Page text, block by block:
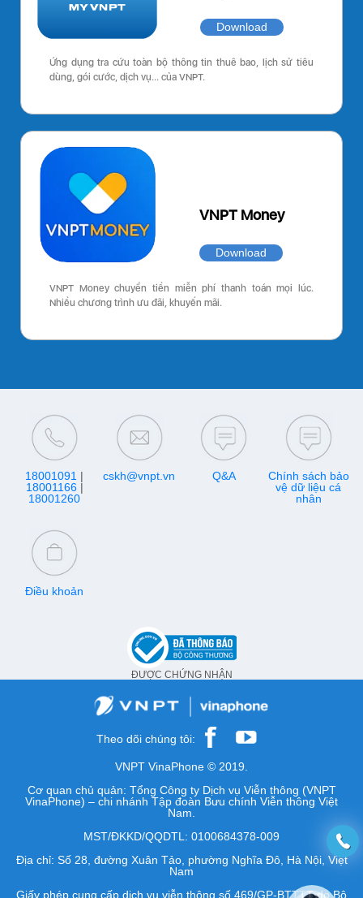
Download
Ứng dụng tra cứu toàn bộ thông tin thuê bao, lịch sử tiêu
dùng, gói cước, dịch vụ… của VNPT.
VNPT Money
Download
VNPT Money chuyển tiền miễn phí thanh toán mọi lúc.
Nhiều chương trình ưu đãi, khuyến mãi.
18001091 |
18001166|
18001260
cskh@vnpt.vn Q&A
Chính sách bảo
vệ dữ liệu cá
nhân
Điều khoản
ĐƯỢC CHỨNG NHẬN
Theo dõi chúng tôi:
VNPT VinaPhone © 2019.
Cơ quan chủ quản: Tổng Công ty Dịch vụ Viễn thông (VNPT
VinaPhone) – chi nhánh Tập đoàn Bưu chính Viễn thông Việt
Nam.
MST/ĐKKD/QQDTL: 0100684378-009
Địa chỉ: Số 28, đường Xuân Tảo, phường Nghĩa Đô, Hà Nội, Việt
Nam
Giấy phép cung cấp dịch vụ viễn thông số 469/GP-BTTTT do Bộ